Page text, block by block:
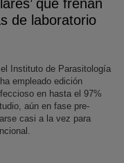
que frenan
de laboratorio
Instituto de Parasitología
empleado edición
en hasta el 97%
aún en fase pre-
casi a la vez para